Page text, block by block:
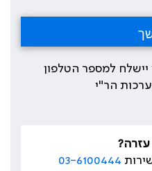
למספר הטלפון
הר"י
03-6100444